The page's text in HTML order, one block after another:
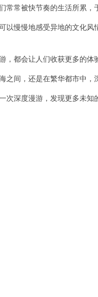
常被快节奏的生活所累，
慢慢地感受异地的文化风
都会让人们收获更多的体
间，还是在繁华都市中，
深度漫游，发现更多未知的